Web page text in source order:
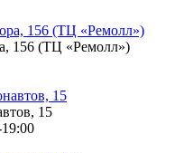
156 (ТЦ «Ремолл»)
15